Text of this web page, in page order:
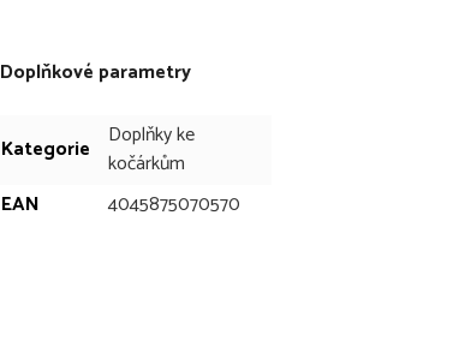
Doplňkové parametry
Kategorie
Doplňky ke
kočárkům
EAN
4045875070570